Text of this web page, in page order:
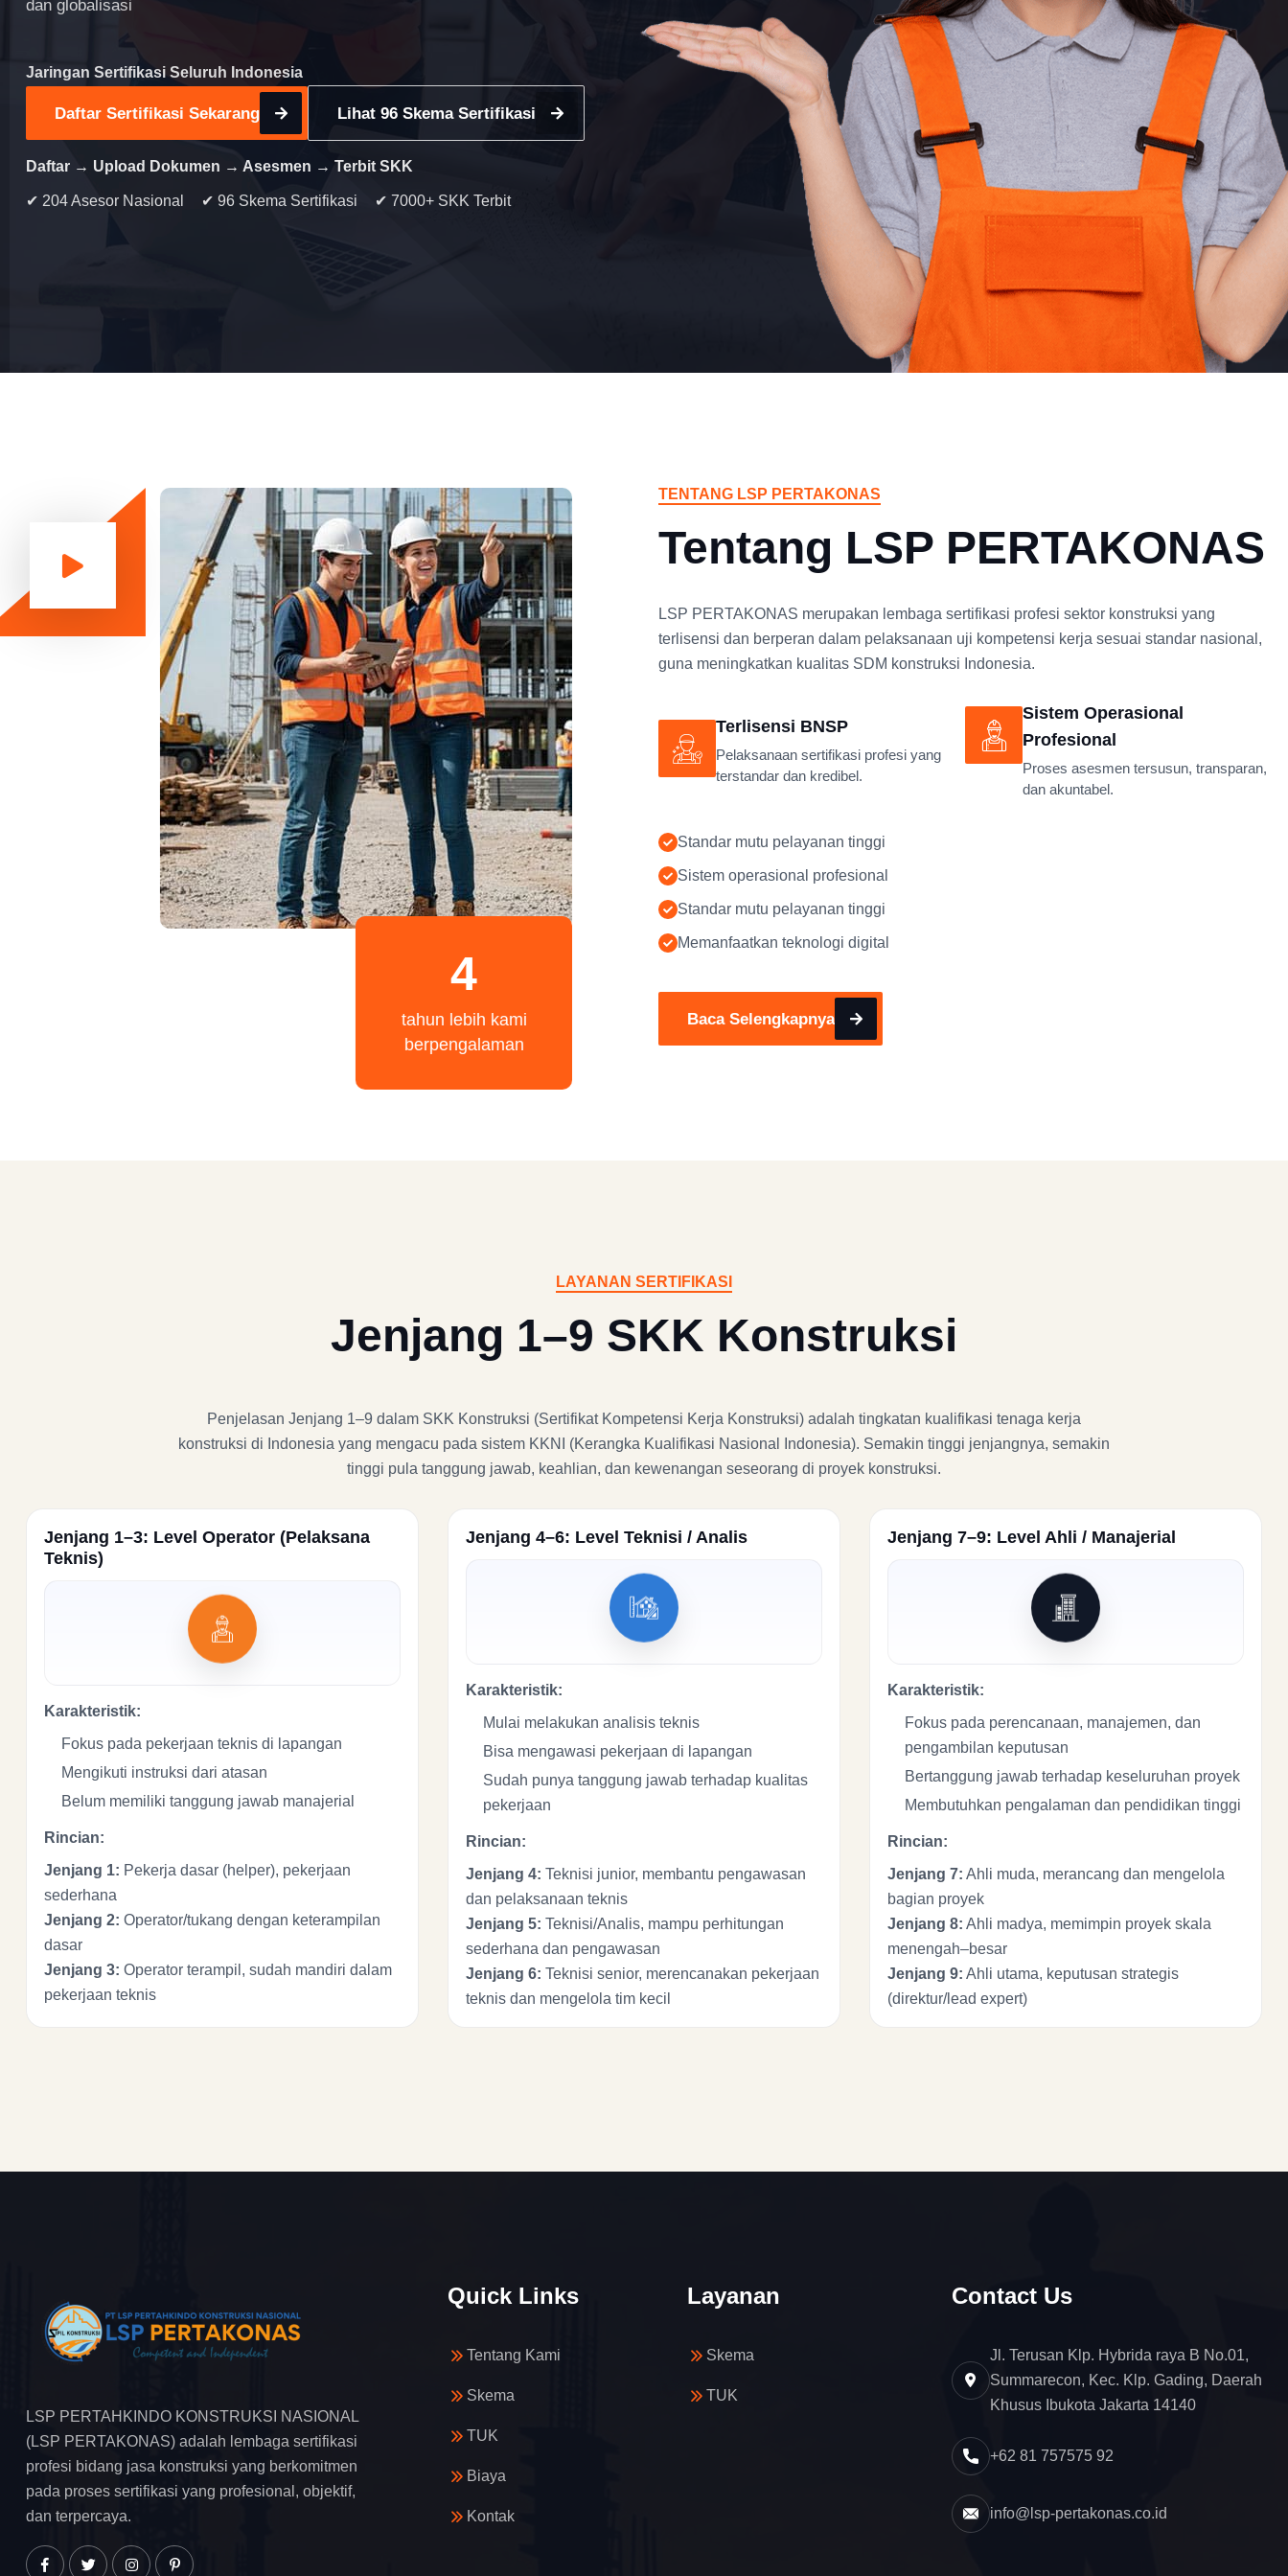
dan globalisasi
Jaringan Sertifikasi Seluruh Indonesia
Daftar Sertifikasi Sekarang Lihat 96 Skema Sertifikasi
Daftar → Upload Dokumen → Asesmen → Terbit SKK
✔ 204 Asesor Nasional ✔ 96 Skema Sertifikasi ✔ 7000+ SKK Terbit
4
tahun lebih kami
berpengalaman
TENTANG LSP PERTAKONAS
Tentang LSP PERTAKONAS
LSP PERTAKONAS merupakan lembaga sertifikasi profesi sektor konstruksi yang
terlisensi dan berperan dalam pelaksanaan uji kompetensi kerja sesuai standar nasional,
guna meningkatkan kualitas SDM konstruksi Indonesia.
Terlisensi BNSP
Pelaksanaan sertifikasi profesi yang
terstandar dan kredibel.
Sistem Operasional
Profesional
Proses asesmen tersusun, transparan,
dan akuntabel.
Standar mutu pelayanan tinggi
Sistem operasional profesional
Standar mutu pelayanan tinggi
Memanfaatkan teknologi digital
Baca Selengkapnya
LAYANAN SERTIFIKASI
Jenjang 1–9 SKK Konstruksi
Penjelasan Jenjang 1–9 dalam SKK Konstruksi (Sertifikat Kompetensi Kerja Konstruksi) adalah tingkatan kualifikasi tenaga kerja
konstruksi di Indonesia yang mengacu pada sistem KKNI (Kerangka Kualifikasi Nasional Indonesia). Semakin tinggi jenjangnya, semakin
tinggi pula tanggung jawab, keahlian, dan kewenangan seseorang di proyek konstruksi.
Jenjang 1–3: Level Operator (Pelaksana
Teknis)
Karakteristik:
Fokus pada pekerjaan teknis di lapangan
Mengikuti instruksi dari atasan
Belum memiliki tanggung jawab manajerial
Rincian:
Jenjang 1: Pekerja dasar (helper), pekerjaan
sederhana
Jenjang 2: Operator/tukang dengan keterampilan
dasar
Jenjang 3: Operator terampil, sudah mandiri dalam
pekerjaan teknis
Jenjang 4–6: Level Teknisi / Analis
Karakteristik:
Mulai melakukan analisis teknis
Bisa mengawasi pekerjaan di lapangan
Sudah punya tanggung jawab terhadap kualitas
pekerjaan
Rincian:
Jenjang 4: Teknisi junior, membantu pengawasan
dan pelaksanaan teknis
Jenjang 5: Teknisi/Analis, mampu perhitungan
sederhana dan pengawasan
Jenjang 6: Teknisi senior, merencanakan pekerjaan
teknis dan mengelola tim kecil
Jenjang 7–9: Level Ahli / Manajerial
Karakteristik:
Fokus pada perencanaan, manajemen, dan
pengambilan keputusan
Bertanggung jawab terhadap keseluruhan proyek
Membutuhkan pengalaman dan pendidikan tinggi
Rincian:
Jenjang 7: Ahli muda, merancang dan mengelola
bagian proyek
Jenjang 8: Ahli madya, memimpin proyek skala
menengah–besar
Jenjang 9: Ahli utama, keputusan strategis
(direktur/lead expert)
LSP PERTAHKINDO KONSTRUKSI NASIONAL
(LSP PERTAKONAS) adalah lembaga sertifikasi
profesi bidang jasa konstruksi yang berkomitmen
pada proses sertifikasi yang profesional, objektif,
dan terpercaya.
Quick Links
Tentang Kami
Skema
TUK
Biaya
Kontak
Layanan
Skema
TUK
Contact Us
Jl. Terusan Klp. Hybrida raya B No.01,
Summarecon, Kec. Klp. Gading, Daerah
Khusus Ibukota Jakarta 14140
+62 81 757575 92
info@lsp-pertakonas.co.id